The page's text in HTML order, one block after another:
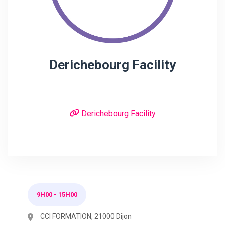
Derichebourg Facility
Derichebourg Facility
9H00 - 15H00
CCI FORMATION, 21000 Dijon